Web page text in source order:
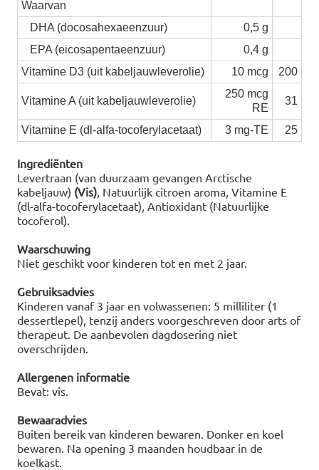
Waarvan
DHA (docosahexaeenzuur)
0,5 g
EPA (eicosapentaeenzuur)
0,4 g
Vitamine D3 (uit kabeljauwleverolie)
10 mcg 200
Vitamine A (uit kabeljauwleverolie)
250 mcg
RE
31
Vitamine E (dl-alfa-tocoferylacetaat) 3 mg-TE 25
Ingrediënten
Levertraan (van duurzaam gevangen Arctische
kabeljauw) (Vis), Natuurlijk citroen aroma, Vitamine E
(dl-alfa-tocoferylacetaat), Antioxidant (Natuurlijke
tocoferol).
Waarschuwing
Niet geschikt voor kinderen tot en met 2 jaar.
Gebruiksadvies
Kinderen vanaf 3 jaar en volwassenen: 5 milliliter (1
dessertlepel), tenzij anders voorgeschreven door arts of
therapeut. De aanbevolen dagdosering niet
overschrijden.
Allergenen informatie
Bevat: vis.
Bewaaradvies
Buiten bereik van kinderen bewaren. Donker en koel
bewaren. Na opening 3 maanden houdbaar in de
koelkast.